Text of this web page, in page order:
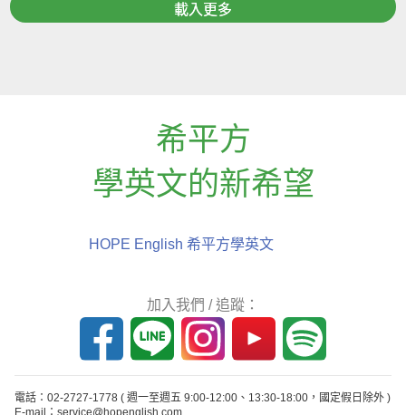
載入更多
希平方
學英文的新希望
HOPE English 希平方學英文
加入我們 / 追蹤：
電話：02-2727-1778 ( 週一至週五 9:00-12:00、13:30-18:00，國定假日除外 )
E-mail：service@hopenglish.com